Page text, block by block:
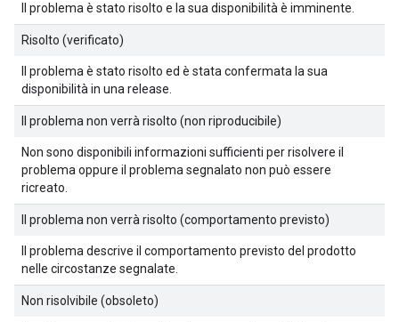
Il problema è stato risolto e la sua disponibilità è imminente.
Risolto (verificato)
Il problema è stato risolto ed è stata confermata la sua
disponibilità in una release.
Il problema non verrà risolto (non riproducibile)
Non sono disponibili informazioni sufficienti per risolvere il
problema oppure il problema segnalato non può essere
ricreato.
Il problema non verrà risolto (comportamento previsto)
Il problema descrive il comportamento previsto del prodotto
nelle circostanze segnalate.
Non risolvibile (obsoleto)